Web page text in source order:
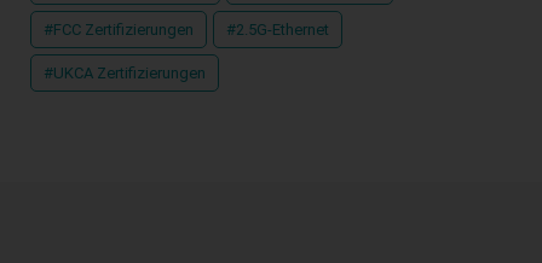
#FCC Zertifizierungen #2.5G-Ethernet
#UKCA Zertifizierungen